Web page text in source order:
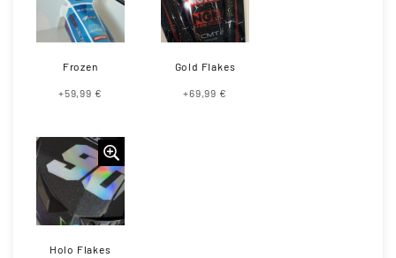
Frozen
+59,99 €
Gold Flakes
+69,99 €
Holo Flakes